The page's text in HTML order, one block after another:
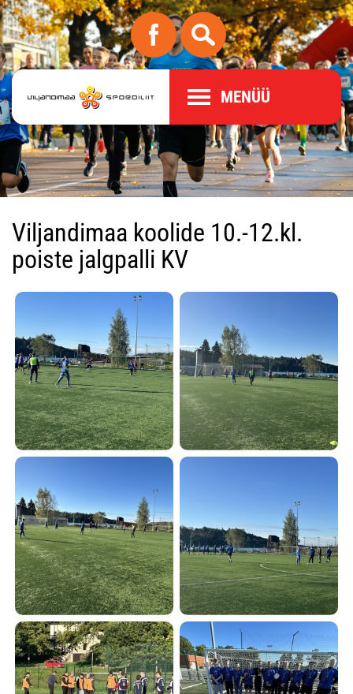
MENÜÜ
Viljandimaa koolide 10.-12.kl.
poiste jalgpalli KV